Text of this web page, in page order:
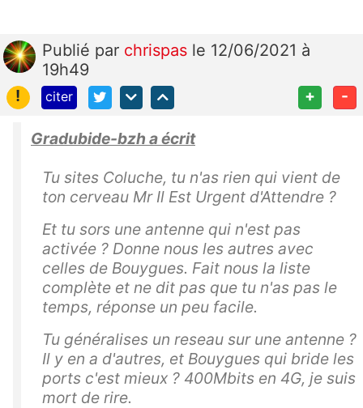
Publié par chrispas le 12/06/2021 à
19h49
!
citer + -
Gradubide-bzh a écrit
Tu sites Coluche, tu n'as rien qui vient de
ton cerveau Mr Il Est Urgent d'Attendre ?
Et tu sors une antenne qui n'est pas
activée ? Donne nous les autres avec
celles de Bouygues. Fait nous la liste
complète et ne dit pas que tu n'as pas le
temps, réponse un peu facile.
Tu généralises un reseau sur une antenne ?
Il y en a d'autres, et Bouygues qui bride les
ports c'est mieux ? 400Mbits en 4G, je suis
mort de rire.